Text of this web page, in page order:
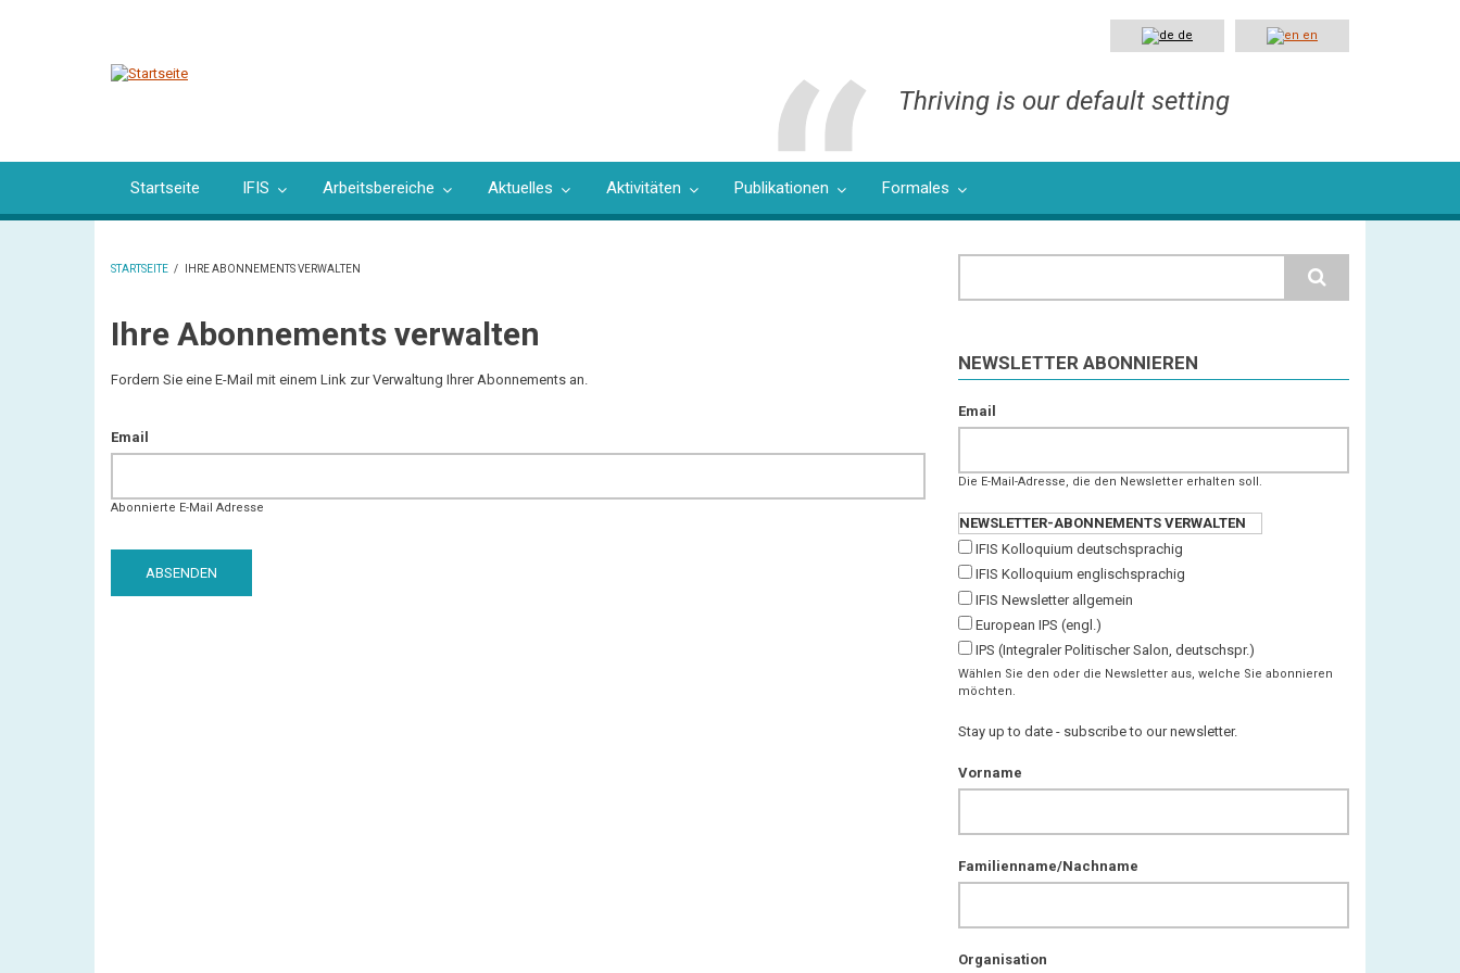
en
de
Thriving is our default setting
Startseite IFIS Arbeitsbereiche Aktuelles Aktivitäten Publikationen Formales
STARTSEITE / IHRE ABONNEMENTS VERWALTEN
Ihre Abonnements verwalten
Fordern Sie eine E-Mail mit einem Link zur Verwaltung Ihrer Abonnements an.
Email
Abonnierte E-Mail Adresse
NEWSLETTER ABONNIEREN
Email
Die E-Mail-Adresse, die den Newsletter erhalten soll.
NEWSLETTER-ABONNEMENTS VERWALTEN
IFIS Kolloquium deutschsprachig
IFIS Kolloquium englischsprachig
IFIS Newsletter allgemein
European IPS (engl.)
IPS (Integraler Politischer Salon, deutschspr.)
Wählen Sie den oder die Newsletter aus, welche Sie abonnieren
möchten.
Stay up to date - subscribe to our newsletter.
Vorname
Familienname/Nachname
Organisation